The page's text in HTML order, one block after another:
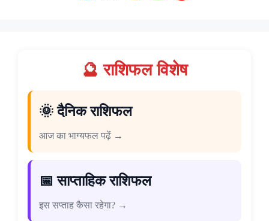
🔮 राशिफल विशेष
🌞 दैनिक राशिफल
आज का भाग्यफल पढ़ें →
📅 साप्ताहिक राशिफल
इस सप्ताह कैसा रहेगा? →